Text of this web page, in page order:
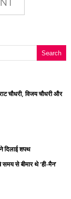
चौधरी, विजय चौधरी और
दिलाई शपथ
से बीमार थे ‘ही-मैन’